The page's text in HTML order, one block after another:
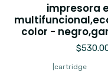
impresora
color -
cartridge